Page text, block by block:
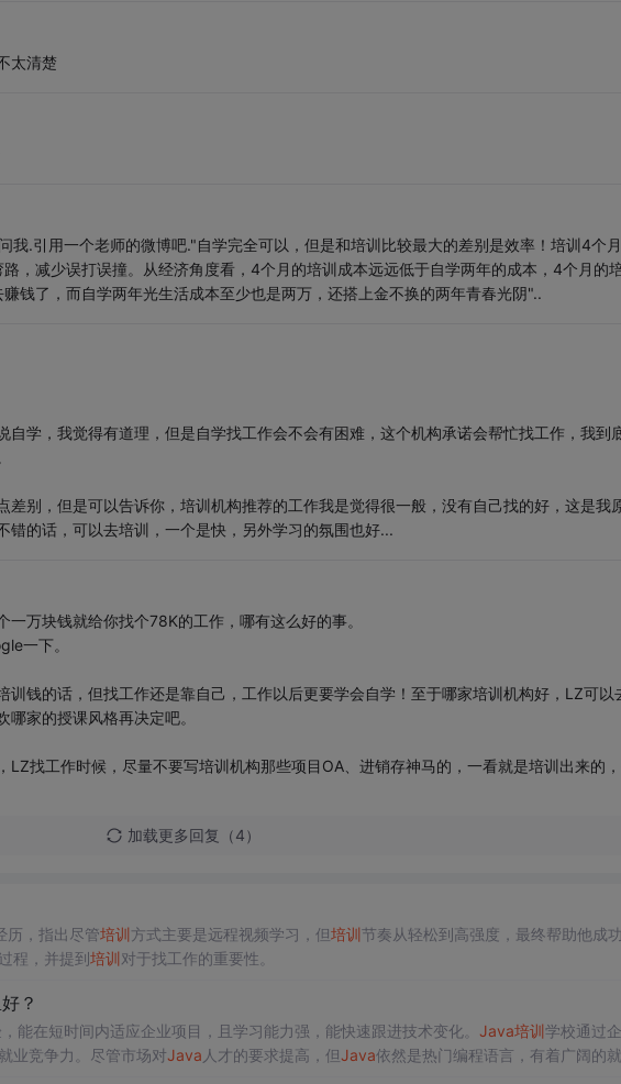
太清楚
我.引用一个老师的微博吧."自学完全可以，但是和培训比较最大的差别是效率！培训4个
，减少误打误撞。从经济角度看，4个月的培训成本远远低于自学两年的成本，4个月的
钱了，而自学两年光生活成本至少也是两万，还搭上金不换的两年青春光阴"..
自学，我觉得有道理，但是自学找工作会不会有困难，这个机构承诺会帮忙找工作，我到
差别，但是可以告诉你，培训机构推荐的工作我是觉得很一般，没有自己找的好，这是我
错的话，可以去培训，一个是快，另外学习的氛围也好...
万块钱就给你找个78K的工作，哪有这么好的事。
一下。
训钱的话，但找工作还是靠自己，工作以后更要学会自学！至于哪家培训机构好，LZ可以
家的授课风格再决定吧。
LZ找工作时候，尽量不要写培训机构那些项目OA、进销存神马的，一看就是培训出来的
加载更多回复（4）
历，指出尽管培训方式主要是远程视频学习，但培训节奏从轻松到高强度，最终帮助他成
程，并提到培训对于找工作的重要性。
？
能在短时间内适应企业项目，且学习能力强，能快速跟进技术变化。 Java培训学校通过
业竞争力。尽管市场对Java 人才的要求提高，但Java依然是热门编程语言，有着广阔的